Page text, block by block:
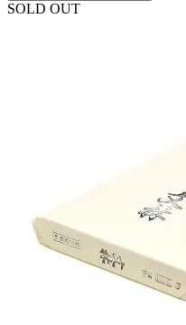
SOLD OUT